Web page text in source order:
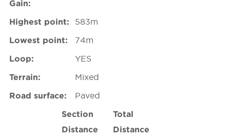
Gain:
Highest point:
583m
Lowest point:
74m
Loop:
YES
Terrain:
Mixed
Road surface:
Paved
Section
Distance
Total
Distance